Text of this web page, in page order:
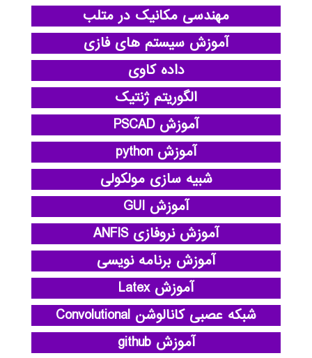
مهندسی مکانیک در متلب
آموزش سیستم های فازی
داده کاوی
الگوریتم ژنتیک
آموزش PSCAD
آموزش python
شبیه سازی مولکولی
آموزش GUI
آموزش نروفازی ANFIS
آموزش برنامه نویسی
آموزش Latex
شبکه عصبی کانالوشن Convolutional
آموزش github